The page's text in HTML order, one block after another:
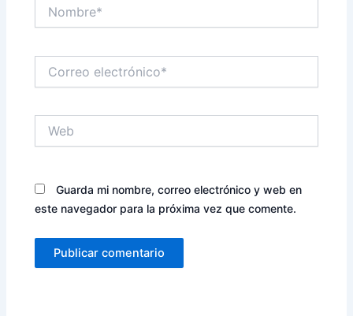
electrónico*
Guarda mi nombre, correo electrónico y web en
este navegador para la próxima vez que comente.